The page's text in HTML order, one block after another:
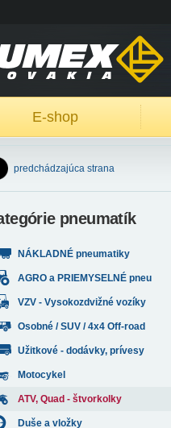
E-shop
predchádzajúca strana
pneumatík
NÁKLADNÉ pneumatiky
AGRO a PRIEMYSELNÉ pneu
VZV - Vysokozdvižné vozíky
Osobné / SUV / 4x4 Off-road
Užitkové - dodávky, prívesy
Motocykel
ATV, Quad - štvorkolky
Duše a vložky